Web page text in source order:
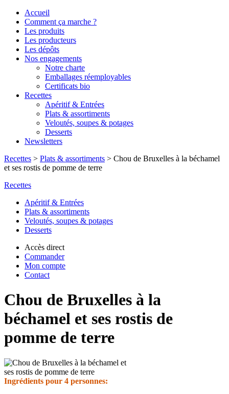
Accueil
Comment ça marche ?
Les produits
Les producteurs
Les dépôts
Nos engagements
Notre charte
Emballages réemployables
Certificats bio
Recettes
Apéritif & Entrées
Plats & assortiments
Veloutés, soupes & potages
Desserts
Newsletters
Recettes > Plats & assortiments > Chou de Bruxelles à la béchamel
et ses rostis de pomme de terre
Recettes
Apéritif & Entrées
Plats & assortiments
Veloutés, soupes & potages
Desserts
Accès direct
Commander
Mon compte
Contact
Chou de Bruxelles à la
béchamel et ses rostis de
pomme de terre
Ingrédients pour 4 personnes: